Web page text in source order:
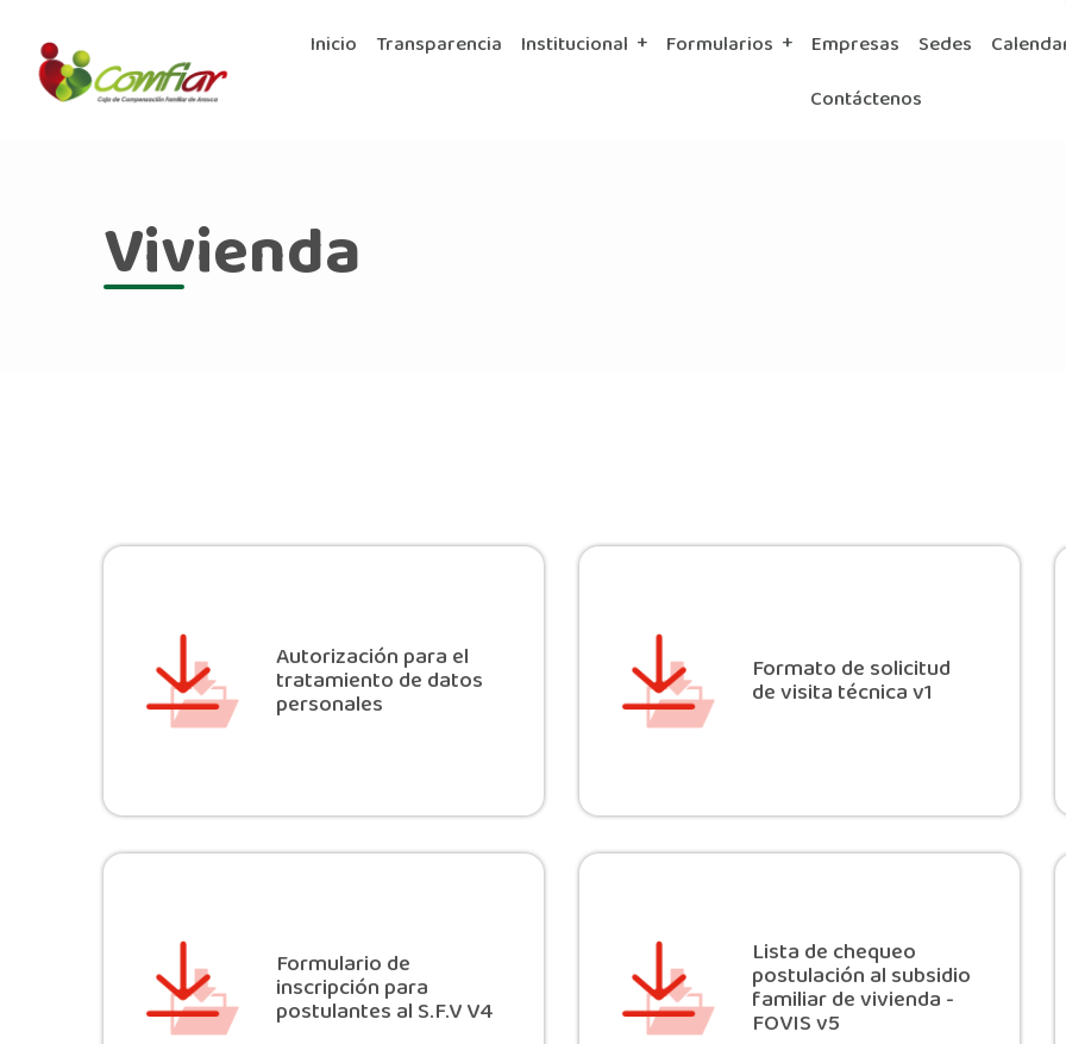
Inicio Transparencia Institucional Formularios Empresas Sedes
Contáctenos
Vivienda
Autorización para el
tratamiento de datos
personales
Formato de solicitud
de visita técnica v1
Formulario de
inscripción para
postulantes al S.F.V V4
Lista de chequeo
postulación al subsidio
familiar de vivienda -
FOVIS v5